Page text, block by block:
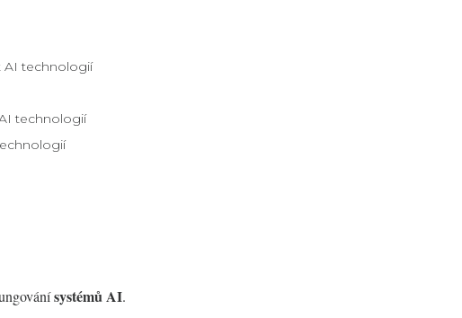
AI technologií
technologií
systémů AI.